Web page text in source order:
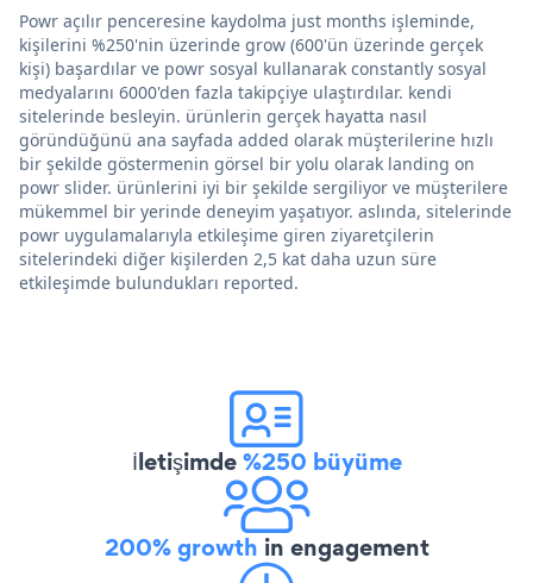
Powr açılır penceresine kaydolma just months işleminde,
kişilerini %250'nin üzerinde grow (600'ün üzerinde gerçek
kişi) başardılar ve powr sosyal kullanarak constantly sosyal
medyalarını 6000'den fazla takipçiye ulaştırdılar. kendi
sitelerinde besleyin. ürünlerin gerçek hayatta nasıl
göründüğünü ana sayfada added olarak müşterilerine hızlı
bir şekilde göstermenin görsel bir yolu olarak landing on
powr slider. ürünlerini iyi bir şekilde sergiliyor ve müşterilere
mükemmel bir yerinde deneyim yaşatıyor. aslında, sitelerinde
powr uygulamalarıyla etkileşime giren ziyaretçilerin
sitelerindeki diğer kişilerden 2,5 kat daha uzun süre
etkileşimde bulundukları reported.
İletişimde%250 büyüme
200% growth in engagement